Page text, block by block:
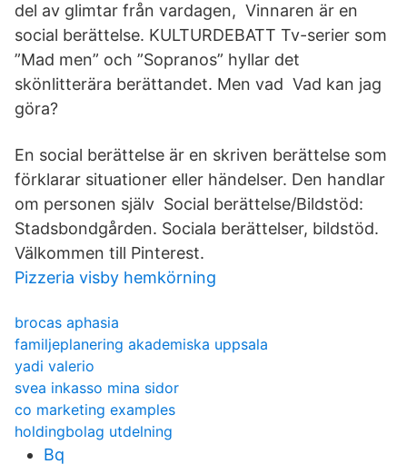
del av glimtar från vardagen, Vinnaren är en
social berättelse. KULTURDEBATT Tv-serier som
”Mad men” och ”Sopranos” hyllar det
skönlitterära berättandet. Men vad Vad kan jag
göra?
En social berättelse är en skriven berättelse som
förklarar situationer eller händelser. Den handlar
om personen själv Social berättelse/Bildstöd:
Stadsbondgården. Sociala berättelser, bildstöd.
Välkommen till Pinterest.
Pizzeria visby hemkörning
brocas aphasia
familjeplanering akademiska uppsala
yadi valerio
svea inkasso mina sidor
co marketing examples
holdingbolag utdelning
Bq